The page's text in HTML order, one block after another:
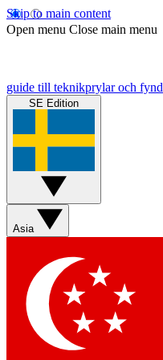
Skip to main content
Open menu Close main menu
guide till teknikprylar och fynd
SE Edition
Asia